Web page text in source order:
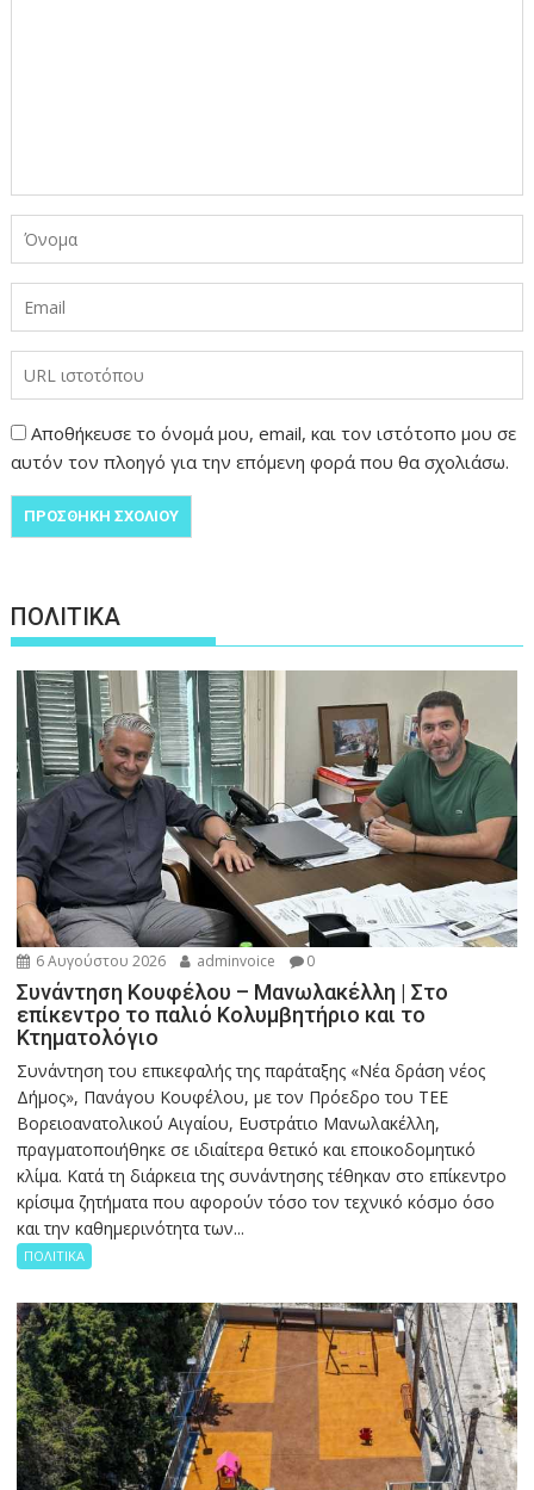
Αποθήκευσε το όνομά μου, email, και τον ιστότοπο μου σε
αυτόν τον πλοηγό για την επόμενη φορά που θα σχολιάσω.
ΠΟΛΙΤΙΚΑ
6 Αυγούστου 2026 adminvoice 0
Συνάντηση Κουφέλου – Μανωλακέλλη | Στο
επίκεντρο το παλιό Κολυμβητήριο και το
Κτηματολόγιο
Συνάντηση του επικεφαλής της παράταξης «Νέα δράση νέος
Δήμος», Πανάγου Κουφέλου, με τον Πρόεδρο του ΤΕΕ
Βορειοανατολικού Αιγαίου, Ευστράτιο Μανωλακέλλη,
πραγματοποιήθηκε σε ιδιαίτερα θετικό και εποικοδομητικό
κλίμα. Κατά τη διάρκεια της συνάντησης τέθηκαν στο επίκεντρο
κρίσιμα ζητήματα που αφορούν τόσο τον τεχνικό κόσμο όσο
και την καθημερινότητα των...
ΠΟΛΙΤΙΚΑ